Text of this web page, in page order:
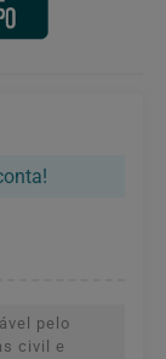
pelo
civil e